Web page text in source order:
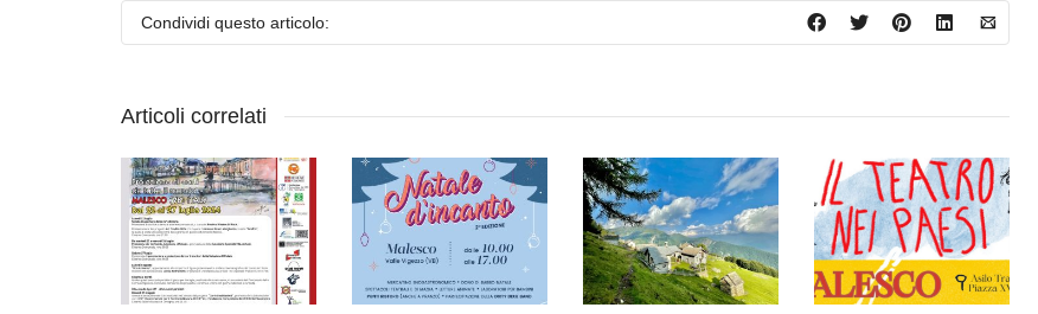
Condividi questo articolo:
Articoli correlati